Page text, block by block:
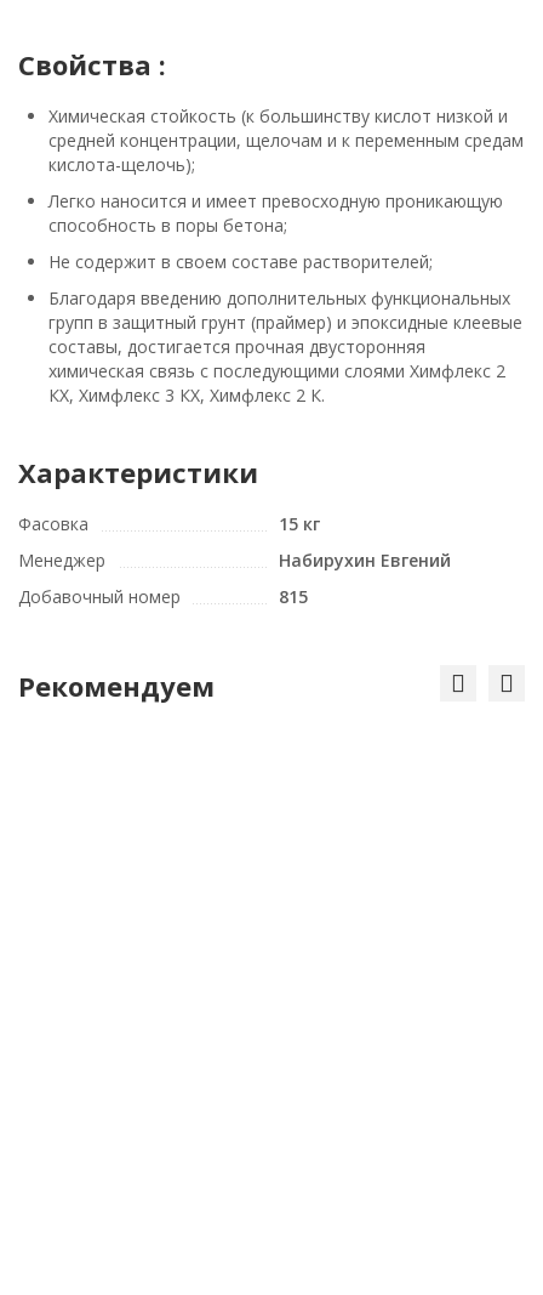
Свойства :
Химическая стойкость (к большинству кислот низкой и
средней концентрации, щелочам и к переменным средам
кислота-щелочь);
Легко наносится и имеет превосходную проникающую
способность в поры бетона;
Не содержит в своем составе растворителей;
Благодаря введению дополнительных функциональных
групп в защитный грунт (праймер) и эпоксидные клеевые
составы, достигается прочная двусторонняя
химическая связь с последующими слоями Химфлекс 2
КХ, Химфлекс 3 КХ, Химфлекс 2 К.
Характеристики
Фасовка
15 кг
Менеджер
Набирухин Евгений
Добавочный номер
815
Рекомендуем